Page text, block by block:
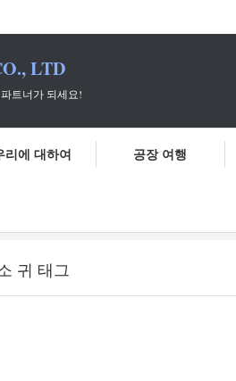
LTD
되세요!
리에 대하여 공장 여행
귀 태그